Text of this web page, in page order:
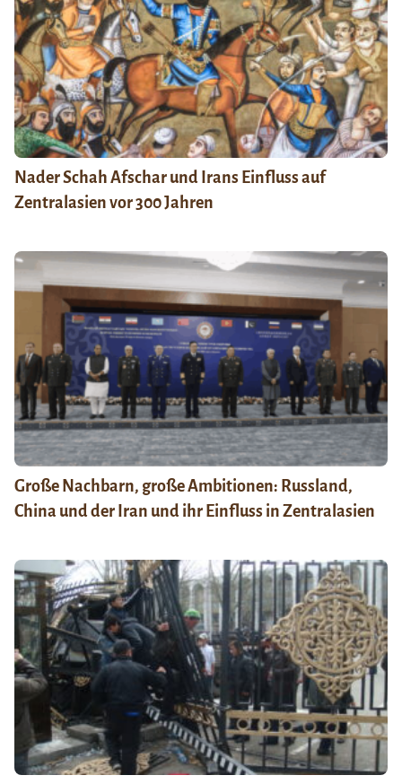
Nader Schah Afschar und Irans Einfluss auf
Zentralasien vor 300 Jahren
Große Nachbarn, große Ambitionen: Russland,
China und der Iran und ihr Einfluss in Zentralasien